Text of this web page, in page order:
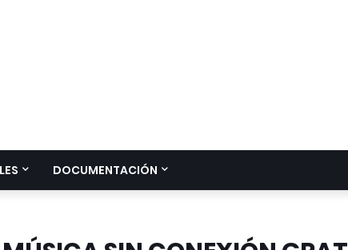
DOCUMENTACIÓN